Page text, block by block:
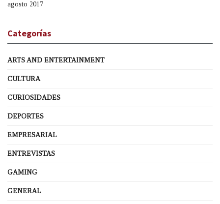
agosto 2017
Categorías
ARTS AND ENTERTAINMENT
CULTURA
CURIOSIDADES
DEPORTES
EMPRESARIAL
ENTREVISTAS
GAMING
GENERAL